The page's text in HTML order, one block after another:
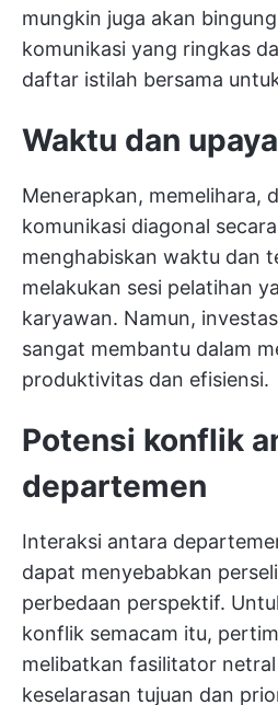
mungkin juga akan
komunikasi yang ringkas
daftar istilah bersama
Waktu dan upaya
Menerapkan, memelihara,
komunikasi diagonal
menghabiskan waktu dan
melakukan sesi pelatihan
karyawan. Namun,
sangat membantu dalam
produktivitas dan efisiensi.
Potensi konflik
departemen
Interaksi antara
dapat menyebabkan
perbedaan perspektif.
konflik semacam itu,
melibatkan fasilitator
keselarasan tujuan dan